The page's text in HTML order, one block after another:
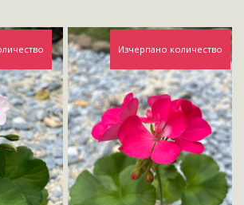
Изчерпано количество